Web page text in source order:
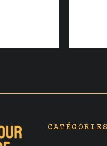
CATÉGORIES